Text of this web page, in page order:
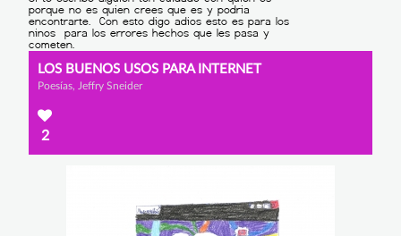
LOS BUENOS USOS PARA INTERNET
Poesías, Jeffry Sneider
2